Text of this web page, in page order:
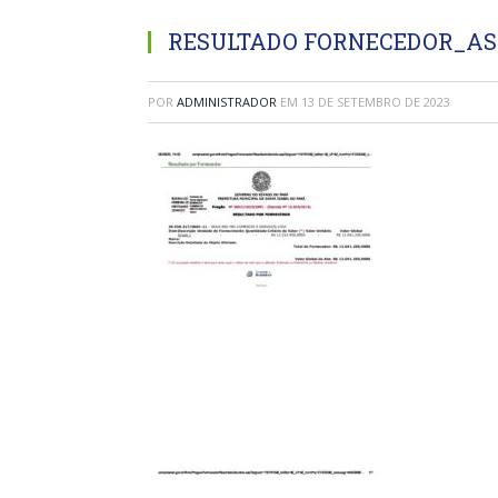
RESULTADO
POR ADMINISTRADOR EM 13 DE SETEMBRO DE 2023